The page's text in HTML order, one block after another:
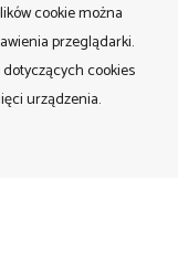
cookie można
przeglądarki.
cookies
urządzenia.